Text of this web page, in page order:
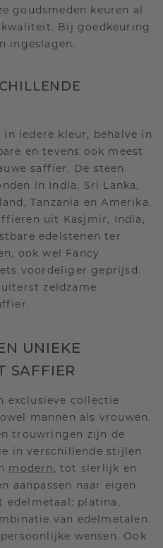
goudsmeden keuren al
Bij goedkeuring
ingeslagen.
iedere kleur, behalve in
en tevens ook meest
saffier. De steen
in India, Sri Lanka,
Tanzania en Amerika.
uit Kasjmir, India,
edelstenen ter
ook wel Fancy
voordeliger geprijsd.
zeldzame
UNIEKE
SAFFIER
exclusieve collectie
mannen als vrouwen.
trouwringen zijn de
in verschillende stijlen
modern , tot sierlijk en
aanpassen naar eigen
edelmetaal: platina,
van edelmetalen.
wensen. Ook